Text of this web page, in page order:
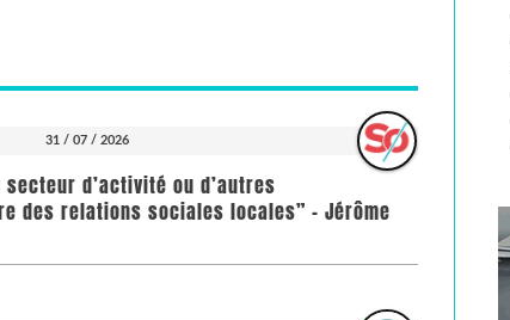
31 / 07 / 2026
d’activité ou d’autres
des relations sociales locales” - Jérôme